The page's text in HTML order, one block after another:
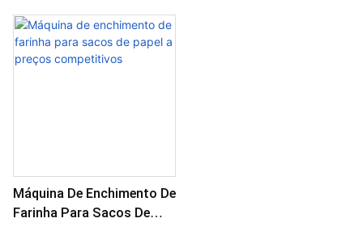
Máquina De Enchimento De
Farinha Para Sacos De